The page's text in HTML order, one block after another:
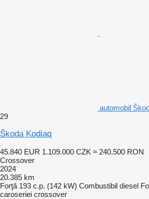
automobil
29
Škoda Kodiaq
45.840 EUR 1.109.000 CZK ≈ 240.500 RON
Crossover
2024
20.385 km
Forţă 193 c.p. (142 kW) Combustibil diesel
caroseriei crossover